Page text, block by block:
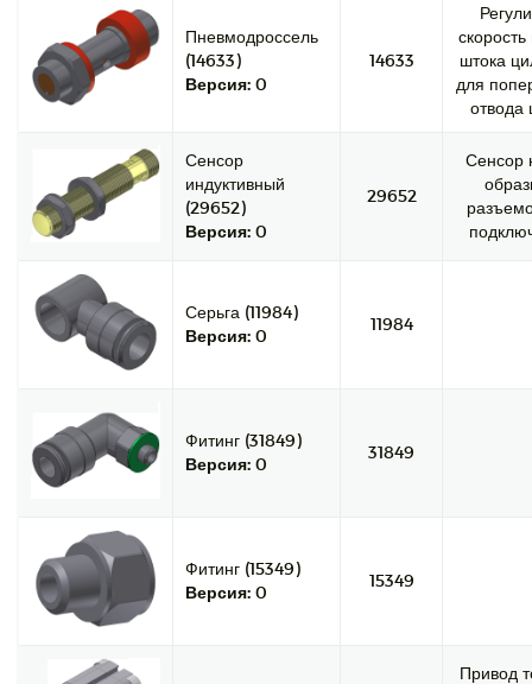
Пневмодроссель
(14633)
Версия: 0
14633
штока
для
отвода
Сенсор
индуктивный
(29652)
Версия: 0
29652
Сенсор
Серьга (11984)
Версия: 0
11984
Фитинг (31849)
Версия: 0
31849
Фитинг (15349)
Версия: 0
15349
Привод